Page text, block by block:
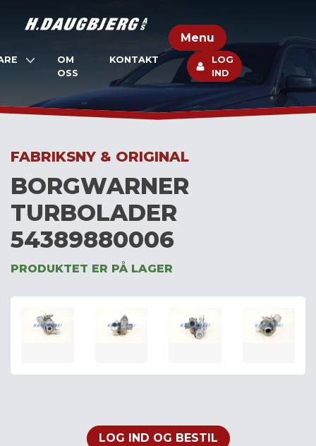
Menu
OM
OSS
KONTAKT
LOG
IND
FABRIKSNY & ORIGINAL
BORGWARNER
TURBOLADER
54389880006
PRODUKTET ER PÅ LAGER
LOG IND OG BESTIL